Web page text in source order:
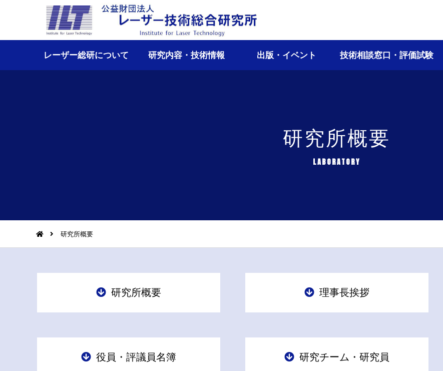
レーザー総研について 研究内容・技術情報 出版・イベント 技術相談窓口・評価試験
研究所概要
LABORATORY
研究所概要
研究所概要 理事長挨拶
役員・評議員名簿 研究チーム・研究員